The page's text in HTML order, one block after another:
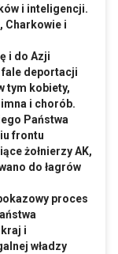
i inteligencji.
Charkowie i
i do Azji
deportacji
tym kobiety,
i chorób.
Państwa
frontu
żołnierzy AK,
do łagrów
proces
i
władzy